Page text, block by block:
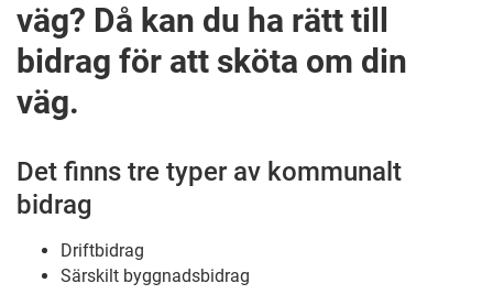
väg? Då kan du ha rätt till
bidrag för att sköta om din
väg.
Det finns tre typer av kommunalt
bidrag
Driftbidrag
Särskilt byggnadsbidrag